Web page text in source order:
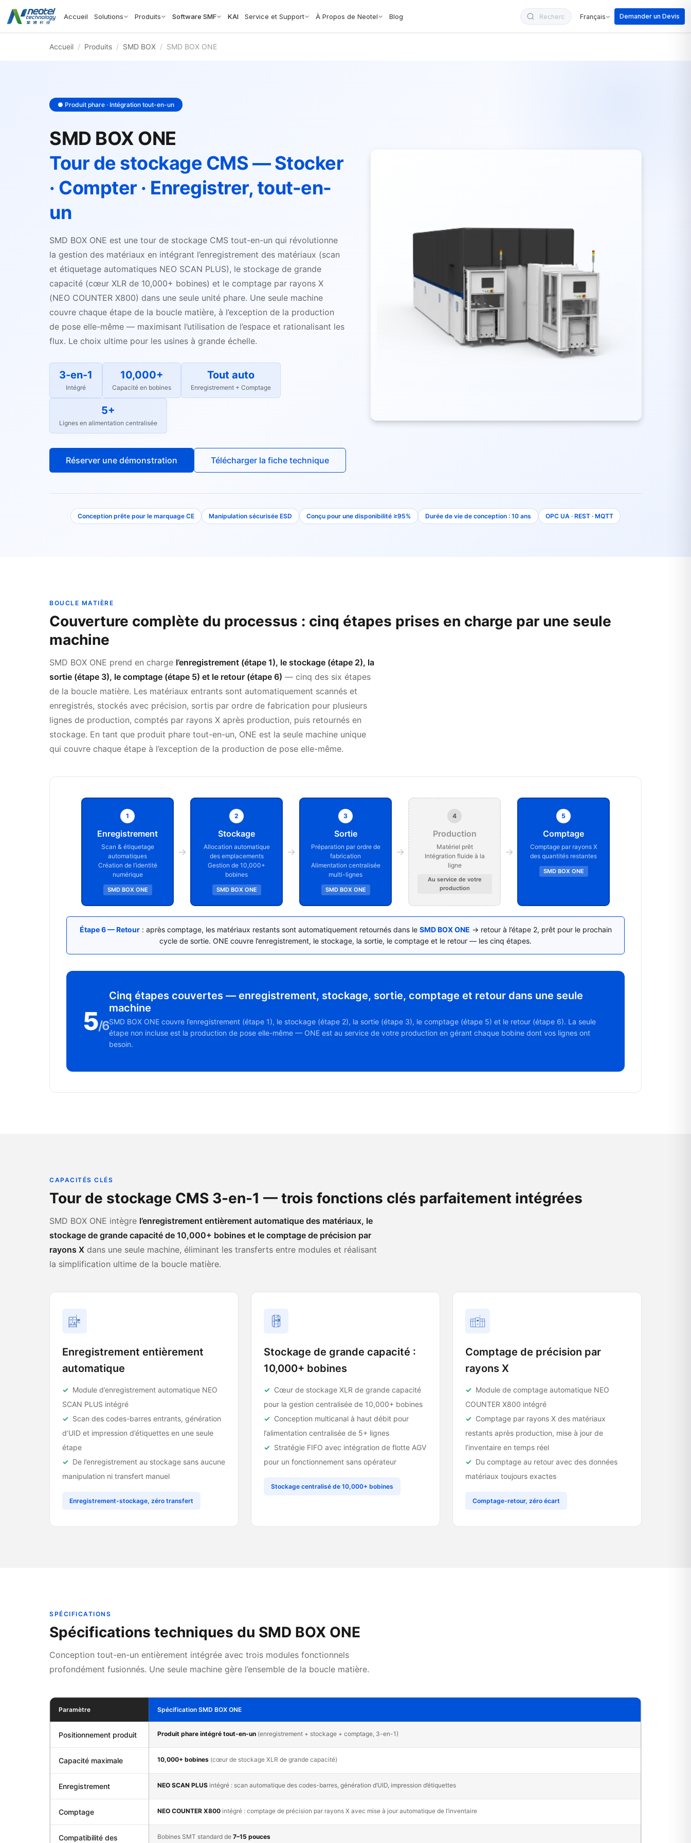
Accueil Solutions Produits Software SMF KAI Service et Support À Propos de Neotel Blog Français Demander un Devis
Accueil / Produits / SMD BOX / SMD BOX ONE
● Produit phare · Intégration tout-en-un
SMD BOX ONE
Tour de stockage CMS — Stocker
· Compter · Enregistrer, tout-en-
un
SMD BOX ONE est une tour de stockage CMS tout-en-un qui révolutionne
la gestion des matériaux en intégrant l’enregistrement des matériaux (scan
et étiquetage automatiques NEO SCAN PLUS), le stockage de grande
capacité (cœur XLR de 10,000+ bobines) et le comptage par rayons X
(NEO COUNTER X800) dans une seule unité phare. Une seule machine
couvre chaque étape de la boucle matière, à l’exception de la production
de pose elle-même — maximisant l’utilisation de l’espace et rationalisant les
flux. Le choix ultime pour les usines à grande échelle.
3-en-1
Intégré
10,000+
Capacité en bobines
Tout auto
Enregistrement + Comptage
5+
Lignes en alimentation centralisée
Réserver une démonstration Télécharger la fiche technique
Conception prête pour le marquage CE Manipulation sécurisée ESD Conçu pour une disponibilité ≥95% Durée de vie de conception : 10 ans OPC UA · REST · MQTT
BOUCLE MATIÈRE
Couverture complète du processus : cinq étapes prises en charge par une seule
machine
SMD BOX ONE prend en charge l’enregistrement (étape 1), le stockage (étape 2), la
sortie (étape 3), le comptage (étape 5) et le retour (étape 6) — cinq des six étapes
de la boucle matière. Les matériaux entrants sont automatiquement scannés et
enregistrés, stockés avec précision, sortis par ordre de fabrication pour plusieurs
lignes de production, comptés par rayons X après production, puis retournés en
stockage. En tant que produit phare tout-en-un, ONE est la seule machine unique
qui couvre chaque étape à l’exception de la production de pose elle-même.
1
Enregistrement
Scan & étiquetage
automatiques
Création de l’identité
numérique
SMD BOX ONE
→
2
Stockage
Allocation automatique
des emplacements
Gestion de 10,000+
bobines
SMD BOX ONE
→
3
Sortie
Préparation par ordre de
fabrication
Alimentation centralisée
multi-lignes
SMD BOX ONE
→
4
Production
Matériel prêt
Intégration fluide à la
ligne
Au service de votre
production
→
5
Comptage
Comptage par rayons X
des quantités restantes
SMD BOX ONE
Étape 6 — Retour: après comptage, les matériaux restants sont automatiquement retournés dans le SMD BOX ONE → retour à l’étape 2, prêt pour le prochain
cycle de sortie. ONE couvre l’enregistrement, le stockage, la sortie, le comptage et le retour — les cinq étapes.
5/6
Cinq étapes couvertes — enregistrement, stockage, sortie, comptage et retour dans une seule
machine
SMD BOX ONE couvre l’enregistrement (étape 1), le stockage (étape 2), la sortie (étape 3), le comptage (étape 5) et le retour (étape 6). La seule
étape non incluse est la production de pose elle-même — ONE est au service de votre production en gérant chaque bobine dont vos lignes ont
besoin.
CAPACITÉS CLÉS
Tour de stockage CMS 3-en-1 — trois fonctions clés parfaitement intégrées
SMD BOX ONE intègre l’enregistrement entièrement automatique des matériaux, le
stockage de grande capacité de 10,000+ bobines et le comptage de précision par
rayons X dans une seule machine, éliminant les transferts entre modules et réalisant
la simplification ultime de la boucle matière.
Enregistrement entièrement
automatique
Module d’enregistrement automatique NEO
SCAN PLUS intégré
Scan des codes-barres entrants, génération
d’UID et impression d’étiquettes en une seule
étape
De l’enregistrement au stockage sans aucune
manipulation ni transfert manuel
Enregistrement-stockage, zéro transfert
Stockage de grande capacité :
10,000+ bobines
Cœur de stockage XLR de grande capacité
pour la gestion centralisée de 10,000+ bobines
Conception multicanal à haut débit pour
l’alimentation centralisée de 5+ lignes
Stratégie FIFO avec intégration de flotte AGV
pour un fonctionnement sans opérateur
Stockage centralisé de 10,000+ bobines
Comptage de précision par
rayons X
Module de comptage automatique NEO
COUNTER X800 intégré
Comptage par rayons X des matériaux
restants après production, mise à jour de
l’inventaire en temps réel
Du comptage au retour avec des données
matériaux toujours exactes
Comptage-retour, zéro écart
SPÉCIFICATIONS
Spécifications techniques du SMD BOX ONE
Conception tout-en-un entièrement intégrée avec trois modules fonctionnels
profondément fusionnés. Une seule machine gère l’ensemble de la boucle matière.
Paramètre Spécification SMD BOX ONE
Positionnement produit Produit phare intégré tout-en-un (enregistrement + stockage + comptage, 3-en-1)
Capacité maximale 10,000+ bobines (cœur de stockage XLR de grande capacité)
Enregistrement NEO SCAN PLUS intégré : scan automatique des codes-barres, génération d’UID, impression d’étiquettes
Comptage NEO COUNTER X800 intégré : comptage de précision par rayons X avec mise à jour automatique de l’inventaire
Compatibilité des Bobines SMT standard de 7–15 pouces